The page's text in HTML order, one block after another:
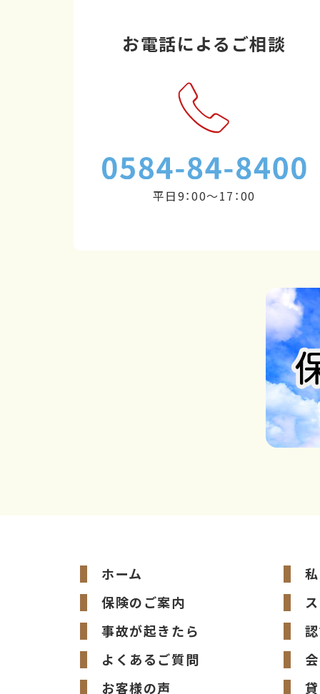
お電話によるご相談
平日9：00～17：00
ホーム
保険のご案内
事故が起きたら
よくあるご質問
お客様の声